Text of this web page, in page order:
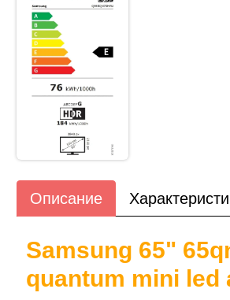
Описание
Samsung 65"
quantum mini led